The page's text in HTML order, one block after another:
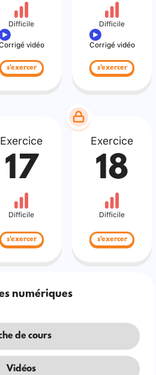
Difficile
vidéo
s'exercer
Difficile
Corrigé vidéo
s'exercer
Exercice
17
Difficile
s'exercer
Exercice
18
Difficile
s'exercer
numériques
de cours
Vidéos